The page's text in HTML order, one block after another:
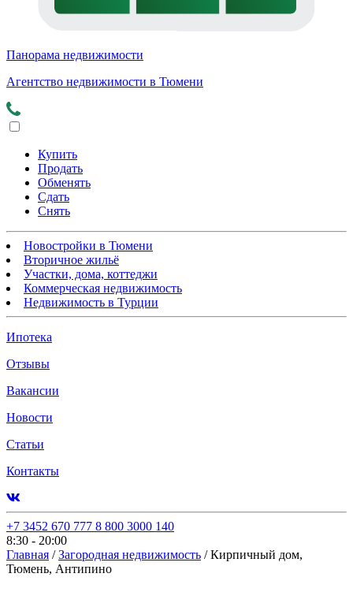
Панорама недвижимости
Агентство недвижимости в Тюмени
Купить
Продать
Обменять
Сдать
Снять
Новостройки в Тюмени
Вторичное жильё
Участки, дома, коттеджи
Коммерческая недвижимость
Недвижимость в Турции
Ипотека
Отзывы
Вакансии
Новости
Статьи
Контакты
+7 3452 670 777 8 800 3000 140
8:30 - 20:00
Главная / Загородная недвижимость / Кирпичный дом,
Тюмень, Антипино